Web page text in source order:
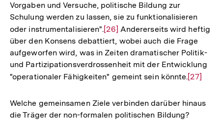
Vorgaben und Versuche, politische Bildung zur
Schulung werden zu lassen, sie zu funktionalisieren
oder instrumentalisieren".Zur
Auflösung
der
Fußnote
[26] Andererseits wird heftig
über den Konsens debattiert, wobei auch die Frage
aufgeworfen wird, was in Zeiten dramatischer Politik-
und Partizipationsverdrossenheit mit der Entwicklung
"operationaler Fähigkeiten" gemeint sein könnte.Zur
der
Fußnote
[27]
Welche gemeinsamen Ziele verbinden darüber hinaus
die Träger der non-formalen politischen Bildung?